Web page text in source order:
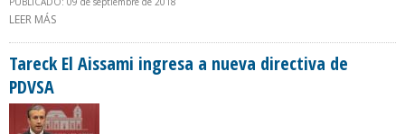
LEER MÁS
Tareck El Aissami ingresa a nueva directiva de
PDVSA